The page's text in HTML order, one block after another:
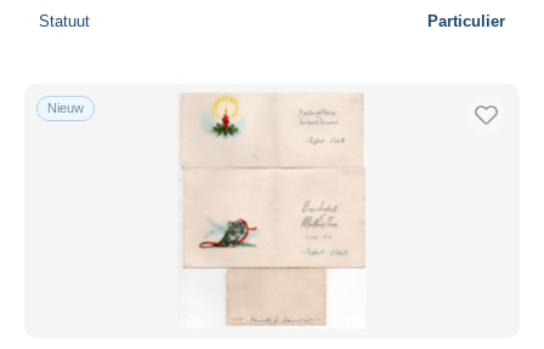
Woonplaats van de verkoper
Toepassen
Statuut Particulier
Nieuw